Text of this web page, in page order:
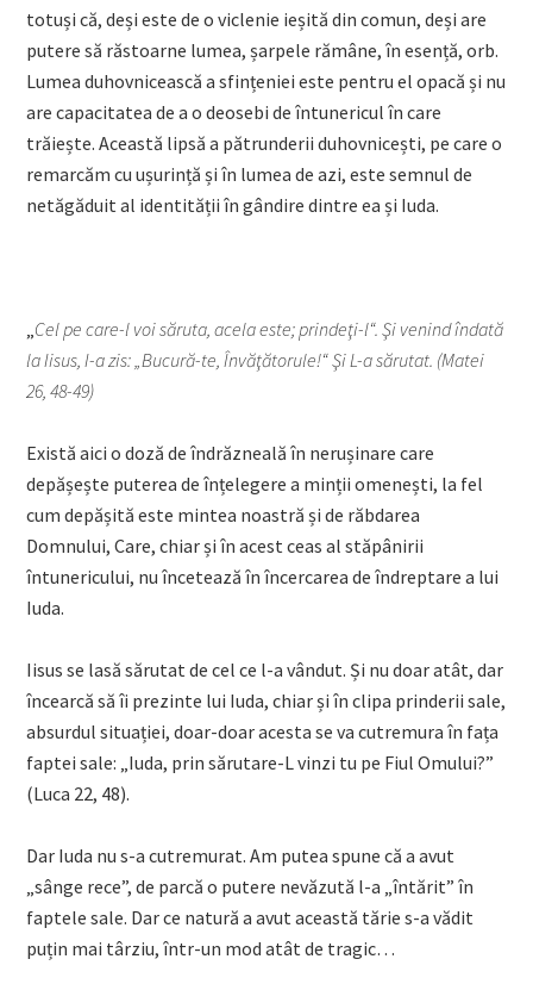
totuși că, deși este de o viclenie ieșită din comun, deși are
putere să răstoarne lumea, șarpele rămâne, în esență, orb.
Lumea duhovnicească a sfințeniei este pentru el opacă și nu
are capacitatea de a o deosebi de întunericul în care
trăiește. Această lipsă a pătrunderii duhovnicești, pe care o
remarcăm cu ușurință și în lumea de azi, este semnul de
netăgăduit al identității în gândire dintre ea și Iuda.
„Cel pe care-l voi săruta, acela este; prindeţi-l“. Şi venind îndată
la Iisus, I-a zis: „Bucură-te, Învăţătorule!“ Şi L-a sărutat. (Matei
26, 48-49)
Există aici o doză de îndrăzneală în nerușinare care
depășește puterea de înțelegere a minții omenești, la fel
cum depășită este mintea noastră și de răbdarea
Domnului, Care, chiar și în acest ceas al stăpânirii
întunericului, nu încetează în încercarea de îndreptare a lui
Iuda.
Iisus se lasă sărutat de cel ce l-a vândut. Și nu doar atât, dar
încearcă să îi prezinte lui Iuda, chiar și în clipa prinderii sale,
absurdul situației, doar-doar acesta se va cutremura în fața
faptei sale: „Iuda, prin sărutare-L vinzi tu pe Fiul Omului?”
(Luca 22, 48).
Dar Iuda nu s-a cutremurat. Am putea spune că a avut
„sânge rece”, de parcă o putere nevăzută l-a „întărit” în
faptele sale. Dar ce natură a avut această tărie s-a vădit
puțin mai târziu, într-un mod atât de tragic…